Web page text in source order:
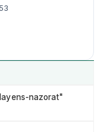
nazorat"